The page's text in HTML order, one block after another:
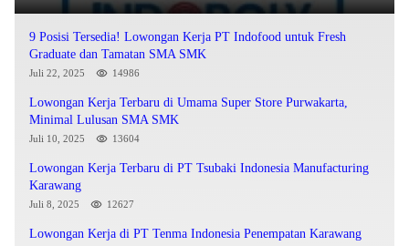
9 Posisi Tersedia! Lowongan Kerja PT Indofood untuk Fresh
Graduate dan Tamatan SMA SMK
Juli 22, 2025 14986
Lowongan Kerja Terbaru di Umama Super Store Purwakarta,
Minimal Lulusan SMA SMK
Juli 10, 2025 13604
Lowongan Kerja Terbaru di PT Tsubaki Indonesia Manufacturing
Karawang
Juli 8, 2025 12627
Lowongan Kerja di PT Tenma Indonesia Penempatan Karawang